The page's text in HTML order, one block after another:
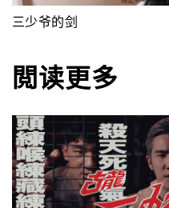
三少爷的剑
閲读更多